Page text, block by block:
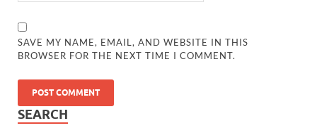
SAVE MY NAME, EMAIL, AND WEBSITE IN THIS
BROWSER FOR THE NEXT TIME I COMMENT.
SEARCH